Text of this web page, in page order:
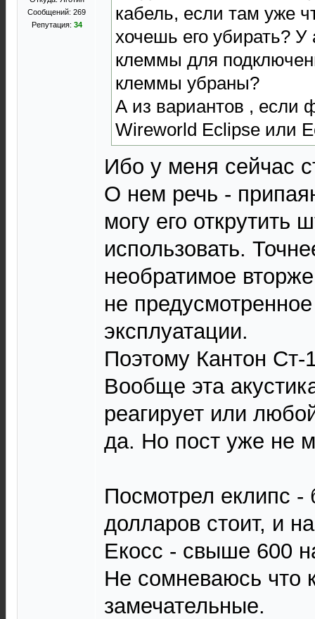
Сообщений: 269
Репутация: 34
кабель, если там уже
хочешь его убирать? У
клеммы для
клеммы убраны?
А из вариантов , если
Wireworld Eclipse или
Ибо у меня сейчас
О нем речь -
могу его открутить
использовать.
необратимое
не
эксплуатации.
Поэтому Кантон Ст-
Вообще эта
реагирует или
да. Но пост уже не
Посмотрел еклипс
долларов стоит, и
Екосс - свыше 600
Не сомневаюсь что
замечательные.